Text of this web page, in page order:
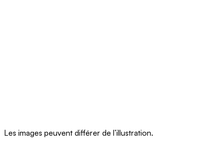
Les images peuvent différer de l’illustration.